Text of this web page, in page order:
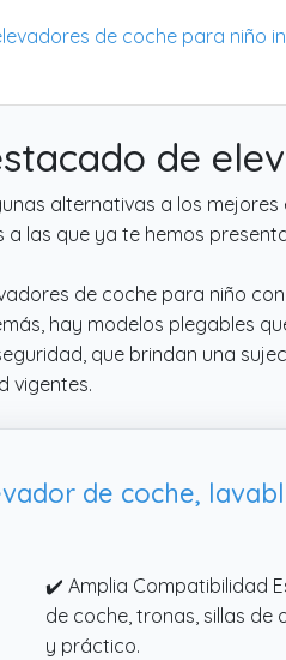
de coche para niño
de
alternativas a los
las que ya te hemos
de coche para niño
hay modelos plegables
que brindan una
vigentes.
de coche,
✔️ Amplia Compatibilidad
de coche, tronas, sillas de
y práctico.